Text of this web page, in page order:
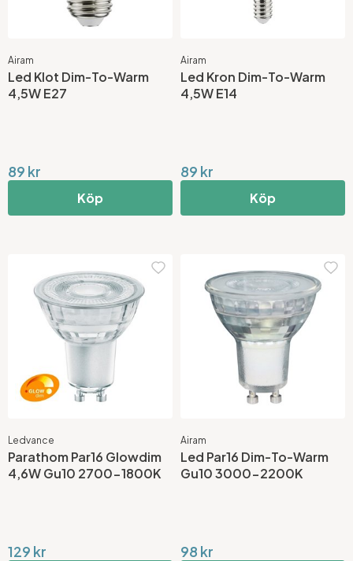
Airam
Led Klot Dim-To-Warm
4,5W E27
89 kr
Köp
Airam
Led Kron Dim-To-Warm
4,5W E14
89 kr
Köp
Ledvance
Parathom Par16 Glowdim
4,6W Gu10 2700-1800K
129 kr
Airam
Led Par16 Dim-To-Warm
Gu10 3000-2200K
98 kr